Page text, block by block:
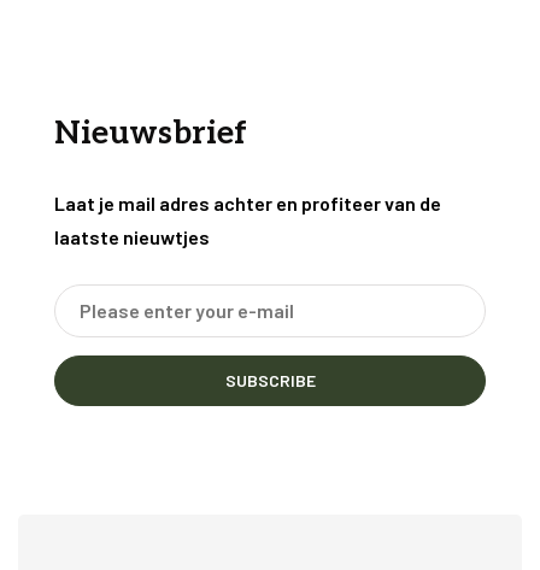
Nieuwsbrief
Laat je mail adres achter en profiteer van de
laatste nieuwtjes
SUBSCRIBE